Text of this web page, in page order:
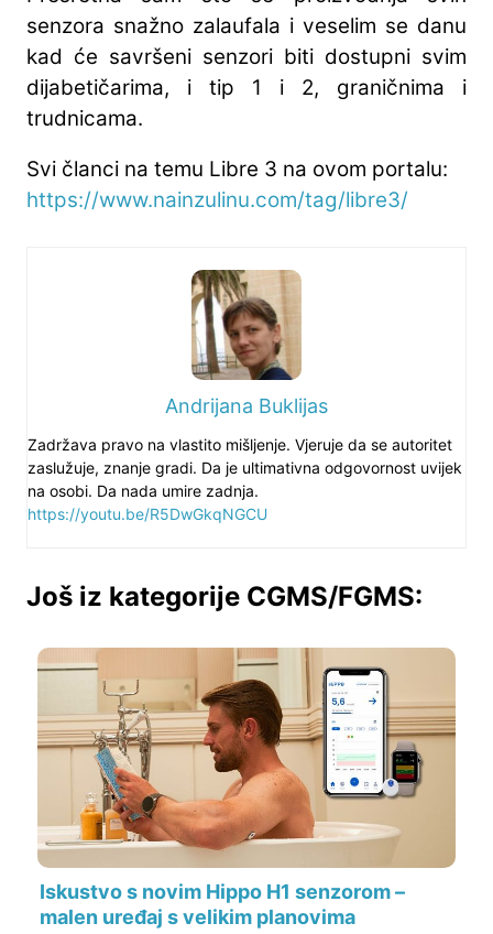
senzora snažno zalaufala i veselim se danu
kad će savršeni senzori biti dostupni svim
dijabetičarima, i tip 1 i 2, graničnima i
trudnicama.
Svi članci na temu Libre 3 na ovom portalu:
https://www.nainzulinu.com/tag/libre3/
Andrijana Buklijas
Zadržava pravo na vlastito mišljenje. Vjeruje da se autoritet
zaslužuje, znanje gradi. Da je ultimativna odgovornost uvijek
na osobi. Da nada umire zadnja.
https://youtu.be/R5DwGkqNGCU
Još iz kategorije CGMS/FGMS:
Iskustvo s novim Hippo H1 senzorom –
malen uređaj s velikim planovima